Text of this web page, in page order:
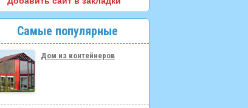
Самые популярные
Дом из контейнеров